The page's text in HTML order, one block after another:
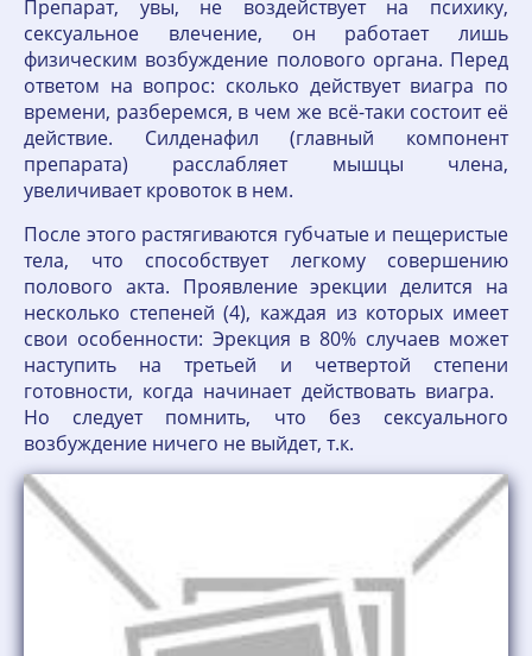
Препарат, увы, не воздействует на психику,
сексуальное влечение, он работает лишь
физическим возбуждение полового органа. Перед
ответом на вопрос: сколько действует виагра по
времени, разберемся, в чем же всё-таки состоит её
действие. Силденафил (главный компонент
препарата) расслабляет мышцы члена,
увеличивает кровоток в нем.
После этого растягиваются губчатые и пещеристые
тела, что способствует легкому совершению
полового акта. Проявление эрекции делится на
несколько степеней (4), каждая из которых имеет
свои особенности: Эрекция в 80% случаев может
наступить на третьей и четвертой степени
готовности, когда начинает действовать виагра.
Но следует помнить, что без сексуального
возбуждение ничего не выйдет, т.к.